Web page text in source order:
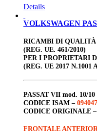
Details
VOLKSWAGEN
RICAMBI DI QUALITÀ
(REG. UE. 461/2010)
PER I PROPRIETARI
(REG. UE 2017 N.1001
PASSAT VII mod. 10/10
CODICE ISAM –
CODICE ORIGINALE –
FRONTALE